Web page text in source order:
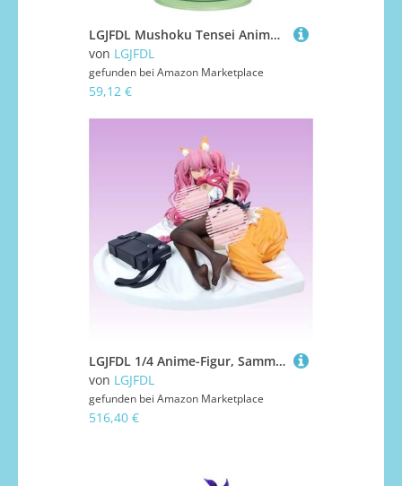
LGJFDL Mushoku Tensei Anime Sylphiette Greyrat Figur im Maßstab 1:7, arbeitslose Reinkarnation, PVC-Figur, 17 cm
von LGJFDL
gefunden bei Amazon Marketplace
59,12 €
LGJFDL 1/4 Anime-Figur, Sammlerstück, Modell, Statue, Spielzeug, Themenparty, Zubehör, Dessert-Dekorationen für Erwachsene, Geschenkpuppe, 14,5 cm
von LGJFDL
gefunden bei Amazon Marketplace
516,40 €